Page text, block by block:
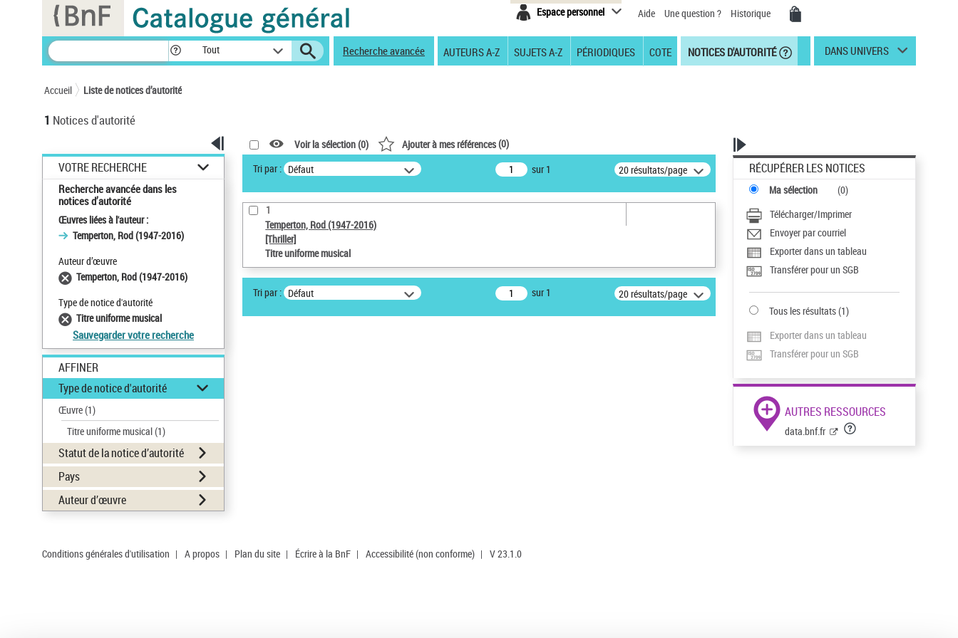
Espace personnel Aide Une question ? Historique
Tout Recherche avancée AUTEURS A-Z SUJETS A-Z PÉRIODIQUES COTE NOTICES D'AUTORITÉ DANS UNIVERS
Accueil Liste de notices d’autorité
1 Notices d'autorité
VOTRE RECHERCHE
Recherche avancée dans les
notices d’autorité
Œuvres liées à l'auteur :
Temperton, Rod (1947-2016)
Auteur d’œuvre
Temperton, Rod (1947-2016)
Type de notice d'autorité
Titre uniforme musical
Sauvegarder votre recherche
AFFINER
Type de notice d'autorité
Œuvre(1)
Titre uniforme musical(1)
Statut de la notice d’autorité
Pays
Auteur d’œuvre
Voir la sélection (0) Ajouter à mes références(0)
Tri par : Défaut sur 1 20 résultats/page
1
Temperton, Rod (1947-2016)
[Thriller]
Titre uniforme musical
Tri par : Défaut sur 1 20 résultats/page
RÉCUPÉRER LES NOTICES
Ma sélection (0)
Télécharger/Imprimer
Envoyer par courriel
Exporter dans un tableau
Transférer pour un SGB
Tous les résultats(1)
Exporter dans un tableau
Transférer pour un SGB
AUTRES RESSOURCES
data.bnf.fr
Conditions générales d'utilisation | A propos | Plan du site | Écrire à la BnF | Accessibilité (non conforme) | V 23.1.0
Panneau de gestion des cookies